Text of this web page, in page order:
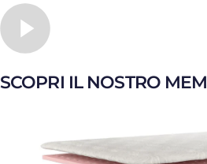
SCOPRI IL NOSTRO